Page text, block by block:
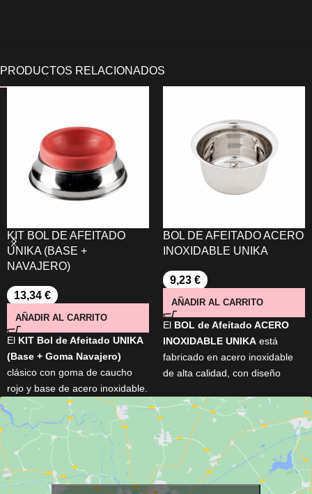
KIT BOL DE AFEITADO
UNIKA (BASE +
NAVAJERO)
13,34 €
AÑADIR AL CARRITO
El KIT Bol de Afeitado UNIKA
(Base + Goma Navajero)
clásico con goma de caucho
rojo y base de acero inoxidable.
Ideal para eliminar restos de la
navaja sin dañar el filo. Diseño
vintage recuperado de
barberías tradicionales. Ligero,
resistente, y con medidas
prácticas: 120 mm de base, 80
BOL DE AFEITADO ACERO
INOXIDABLE UNIKA
9,23 €
AÑADIR AL CARRITO
El BOL de Afeitado ACERO
INOXIDABLE UNIKA está
fabricado en acero inoxidable
de alta calidad, con diseño
para generar una espuma rica
y cremosa. Elegante, resistente
y práctico, es perfecto para
mejorar tu experiencia de
afeitado diario.